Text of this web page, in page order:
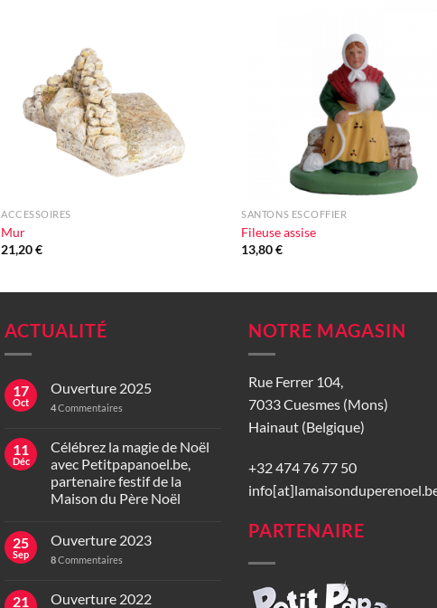
ACCESSOIRES
Mur
21,20€
SANTONS ESCOFFIER
Fileuse assise
13,80€
ACTUALITÉ
17
Oct
Ouverture 2025
4Commentaires
11
Déc
Célébrez la magie de Noël
avec Petitpapanoel.be,
partenaire festif de la
Maison du Père Noël
25
Sep
Ouverture 2023
8Commentaires
21 Ouverture 2022
NOTRE MAGASIN
Rue Ferrer 104,
7033 Cuesmes (Mons)
Hainaut (Belgique)
+32 474 76 77 50
PARTENAIRE